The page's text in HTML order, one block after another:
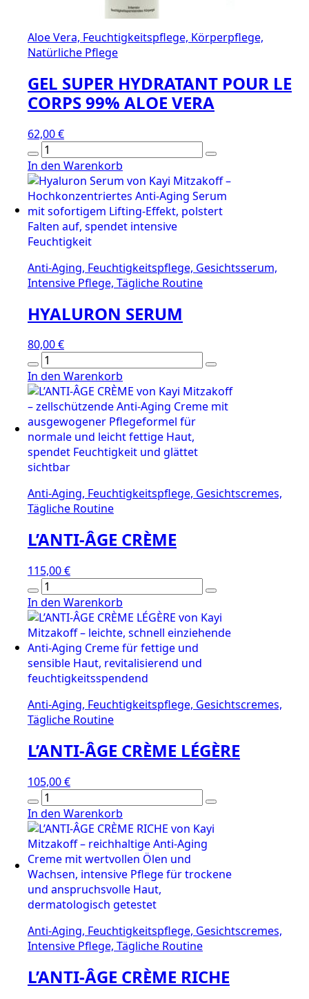
Aloe Vera, Feuchtigkeitspflege, Körperpflege,
Natürliche Pflege
GEL SUPER HYDRATANT POUR LE
CORPS 99% ALOE VERA
62,00€
GEL
SUPER
HYDRATANT
POUR
LE
CORPS
99%
VERA
Menge
In den Warenkorb
Anti-Aging, Feuchtigkeitspflege, Gesichtsserum,
Intensive Pflege, Tägliche Routine
HYALURON SERUM
80,00€
HYALURON
SERUM
Menge
In den Warenkorb
Anti-Aging, Feuchtigkeitspflege, Gesichtscremes,
Tägliche Routine
L’ANTI-ÂGE CRÈME
115,00€
L’ANTI-
ÂGE
CRÈME
Menge
In den Warenkorb
Anti-Aging, Feuchtigkeitspflege, Gesichtscremes,
Tägliche Routine
L’ANTI-ÂGE CRÈME LÉGÈRE
105,00€
L’ANTI-
ÂGE
CRÈME
LÉGÈRE
Menge
In den Warenkorb
Anti-Aging, Feuchtigkeitspflege, Gesichtscremes,
Intensive Pflege, Tägliche Routine
L’ANTI-ÂGE CRÈME RICHE